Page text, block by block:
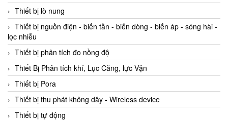
Thiết bị lò nung
Thiết bị nguồn điện - biến tần - biến dòng - biến áp - sóng hài -
lọc nhiễu
Thiết bị phân tích đo nồng độ
Thiết Bị Phân tích khí, Lục Căng, lực Vặn
Thiết bị Pora
Thiết bị thu phát không dây - Wireless device
Thiết bị tự động